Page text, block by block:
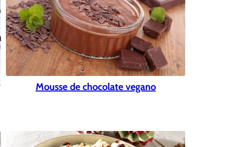
Mousse de chocolate vegano